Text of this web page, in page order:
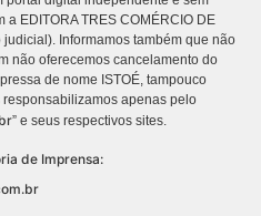
EDITORA TRES COMÉRCIO DE
Informamos também que não
não oferecemos cancelamento do
de nome ISTOÉ, tampouco
apenas pelo
” e seus respectivos sites.
de Imprensa: